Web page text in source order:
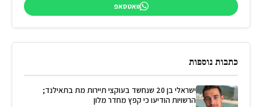
וואטסאפ
כתבות נוספות
ישראלי בן 20 שנחשד בעוקצי תיירות מת בתאילנד;
הרשויות הודיעו כי קפץ מחדר מלון